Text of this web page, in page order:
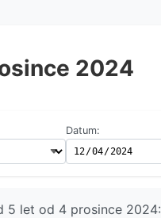
2024
Datum:
5 let od 4 prosince 2024: